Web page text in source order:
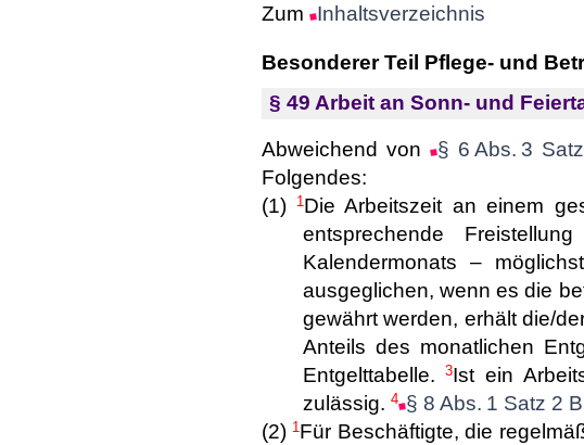
Zum Inhaltsverzeichnis
Besonderer Teil Pflege- und
§ 49 Arbeit an Sonn- und
Abweichend von § 6 Abs. 3
Folgendes:
(1)
1Die Arbeitszeit an einem
entsprechende
Kalendermonats –
ausgeglichen, wenn es die
gewährt werden, erhält die/
Anteils des monatlichen
Entgelttabelle.3Ist ein
zulässig. 4 § 8 Abs. 1 Satz 2
(2) 1 Für Beschäftigte, die